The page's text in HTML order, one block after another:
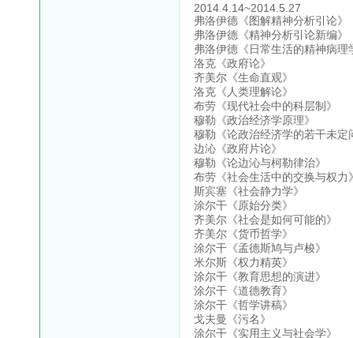
2014.4.14~2014.5.27
弗洛伊德《图解精神分析引论》
弗洛伊德《精神分析引论新编》
弗洛伊德《日常生活的精神病理
洛克《政府论》
齐美尔《生命直观》
洛克《人类理解论》
布劳《现代社会中的科层制》
穆勒《政治经济学原理》
穆勒《论政治经济学的若干未定
边沁《政府片论》
穆勒《论边沁与柯勒律治》
布劳《社会生活中的交换与权力
斯宾塞《社会静力学》
涂尔干《原始分类》
齐美尔《社会是如何可能的》
齐美尔《货币哲学》
涂尔干《孟德斯鸠与卢梭》
米尔斯《权力精英》
涂尔干《教育思想的演进》
涂尔干《道德教育》
涂尔干《哲学讲稿》
戈夫曼《污名》
涂尔干《实用主义与社会学》